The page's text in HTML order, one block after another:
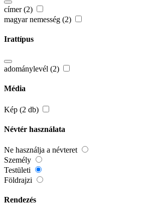
címer (2)
magyar nemesség (2)
Irattípus
adománylevél (2)
Média
Kép (2 db)
Névtér használata
Ne használja a névteret
Személy
Testületi
Földrajzi
Rendezés